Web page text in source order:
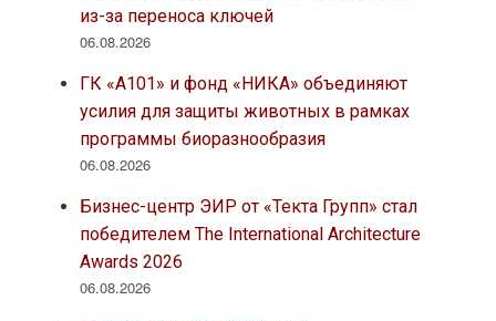
из-за переноса ключей
06.08.2026
ГК «А101» и фонд «НИКА» объединяют
усилия для защиты животных в рамках
программы биоразнообразия
06.08.2026
Бизнес-центр ЭИР от «Текта Групп» стал
победителем The International Architecture
Awards 2026
06.08.2026